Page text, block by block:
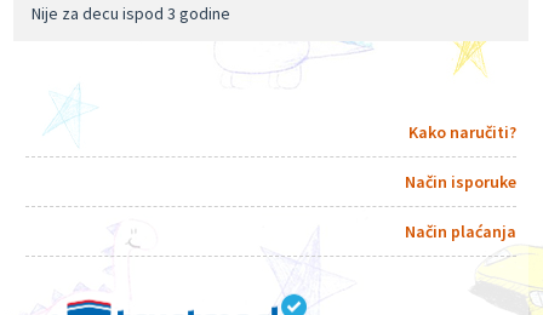
Nije za decu ispod 3 godine
Kako naručiti?
Način isporuke
Način plaćanja